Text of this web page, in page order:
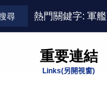
熱門關鍵字: 軍艦
重要連結
Links(另開視窗)